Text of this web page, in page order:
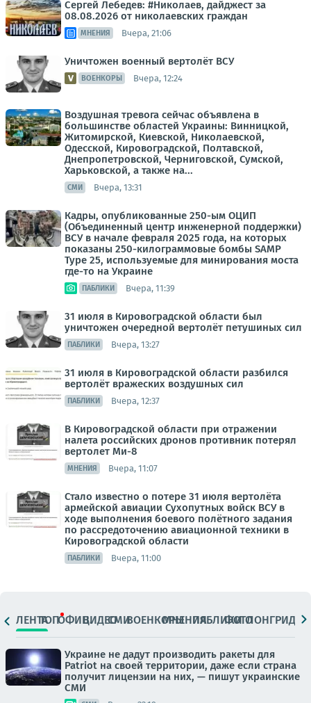
Сергей Лебедев: #Николаев, дайджест за
08.08.2026 от николаевских граждан
МНЕНИЯ Вчера, 21:06
Уничтожен военный вертолёт ВСУ
ВОЕНКОРЫ Вчера, 12:24
Воздушная тревога сейчас объявлена в
большинстве областей Украины: Винницкой,
Житомирской, Киевской, Николаевской,
Одесской, Кировоградской, Полтавской,
Днепропетровской, Черниговской, Сумской,
Харьковской, а также на...
СМИ Вчера, 13:31
Кадры, опубликованные 250-ым ОЦИП
(Объединенный центр инженерной поддержки)
ВСУ в начале февраля 2025 года, на которых
показаны 250-килограммовые бомбы SAMP
Type 25, используемые для минирования моста
где-то на Украине
ПАБЛИКИ Вчера, 11:39
31 июля в Кировоградской области был
уничтожен очередной вертолёт петушиных сил
ПАБЛИКИ Вчера, 13:27
31 июля в Кировоградской области разбился
вертолёт вражеских воздушных сил
ПАБЛИКИ Вчера, 12:37
В Кировоградской области при отражении
налета российских дронов противник потерял
вертолет Ми-8
МНЕНИЯ Вчера, 11:07
Стало известно о потере 31 июля вертолёта
армейской авиации Сухопутных войск ВСУ в
ходе выполнения боевого полётного задания
по рассредоточению авиационной техники в
Кировоградской области
ПАБЛИКИ Вчера, 11:00
ЛЕНТАТОПОФИЦ.ВИДЕОСМИВОЕНКОРЫМНЕНИЯПАБЛИКИ
ФОТОЛОНГРИДЫ
Украине не дадут производить ракеты для
Patriot на своей территории, даже если страна
получит лицензии на них, — пишут украинские
СМИ